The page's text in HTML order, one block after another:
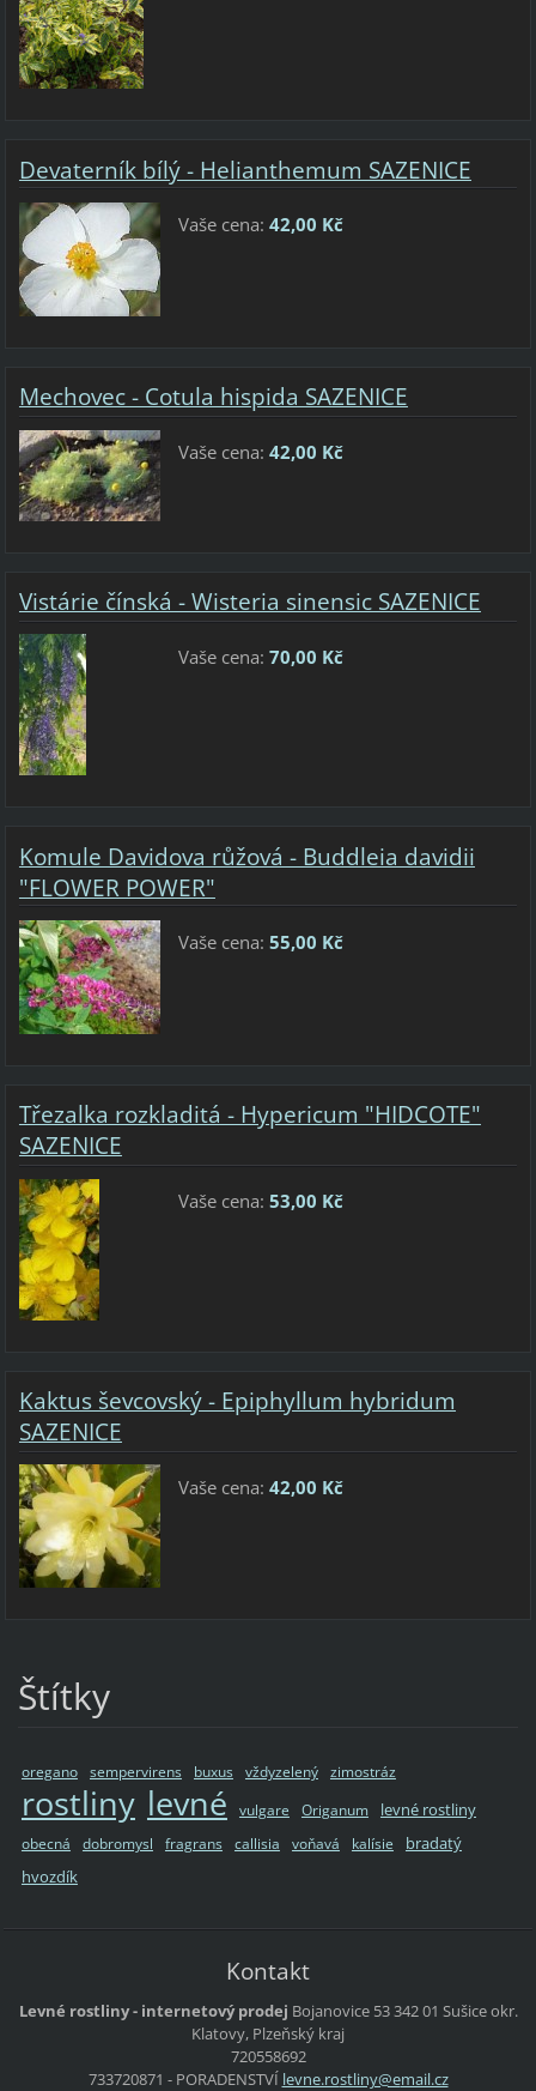
Devaterník bílý - Helianthemum SAZENICE
Vaše cena: 42,00 Kč
Mechovec - Cotula hispida SAZENICE
Vaše cena: 42,00 Kč
Vistárie čínská - Wisteria sinensic SAZENICE
Vaše cena: 70,00 Kč
Komule Davidova růžová - Buddleia davidii
"FLOWER POWER"
Vaše cena: 55,00 Kč
Třezalka rozkladitá - Hypericum "HIDCOTE"
SAZENICE
Vaše cena: 53,00 Kč
Kaktus ševcovský - Epiphyllum hybridum
SAZENICE
Vaše cena: 42,00 Kč
Štítky
oregano sempervirens buxus vždyzelený zimostráz
rostliny levné vulgare Origanum levné rostliny
obecná dobromysl fragrans callisia voňavá kalísie
bradatý
hvozdík
Kontakt
Levné rostliny - internetový prodej Bojanovice 53342 01 Sušiceokr.
Klatovy, Plzeňský kraj
720558692
733720871 - PORADENSTVÍ levne.rostliny@email.cz